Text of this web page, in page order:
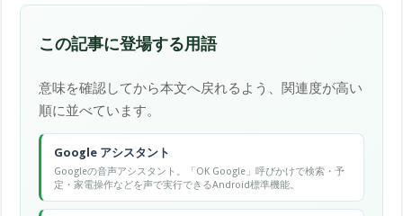
この記事に登場する用語
意味を確認してから本文へ戻れるよう、関連度が高い
順に並べています。
Google アシスタント
Googleの音声アシスタント。「OK Google」呼びかけで検索・予
定・家電操作などを声で実行できるAndroid標準機能。